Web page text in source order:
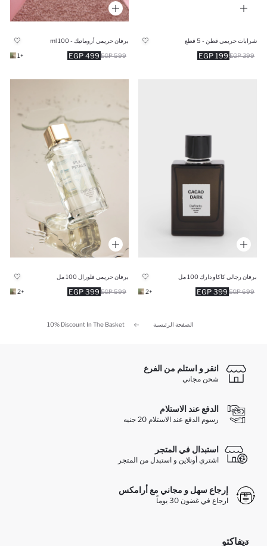
شرابات حريمي قطن - 5 قطع
199 EGP 399 EGP
برفان حريمي أروماتيك - 100 ml
499 EGP 599 EGP
+1
برفان رجالي كاكاو دارك 100 مل
399 EGP 699 EGP
+2
برفان حريمي فلورال 100 مل
399 EGP 599 EGP
+2
الصفحة الرئيسية 10% Discount In The Basket
انقر و استلم من الفرع
شحن مجاني
الدفع عند الاستلام
رسوم الدفع عند الاستلام 20 جنيه
استبدال في المتجر
اشتري أونلاين و استبدل من المتجر
إرجاع سهل و مجاني مع أرامكس
ارجاع في غضون 30 يوماً
ديفاكتو